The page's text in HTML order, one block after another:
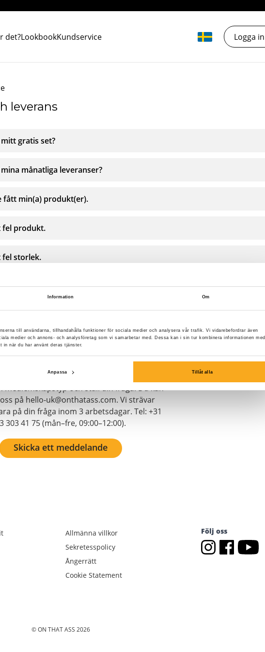
Information Om
till användarna, tillhandahålla funktioner för sociala medier och analysera vår trafik. Vi vidarebefordrar även
medier och annons- och analysföretag som vi samarbetar med. Dessa kan i sin tur kombinera informationen med
in när du har använt deras tjänster.
Anpassa Tillåt alla
det?LookbookKundservice Logga in
leverans
gratis set?
månatliga leveranser?
fått min(a) produkt(er).
fel produkt.
fel storlek.
Kontakta oss
för att hjälpa dig, dygnet runt! Använd vår
att få ett snabbt svar. Klicka på "Kontakta
medlemskapstyp och ställ din fråga. Du kan
på hello-uk@onthatass.com. Vi strävar
på din fråga inom 3 arbetsdagar. Tel: +31
303 41 75 (mån–fre, 09:00–12:00).
Skicka ett meddelande
Allmänna villkor
Sekretesspolicy
Ångerrätt
Cookie Statement
Följ oss
© ON THAT ASS 2026